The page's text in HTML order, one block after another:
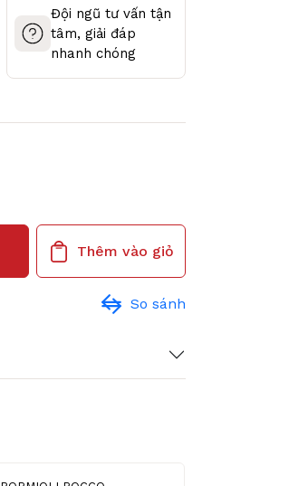
Đội ngũ tư vấn tận
tâm, giải đáp
nhanh chóng
Thêm vào giỏ
So sánh